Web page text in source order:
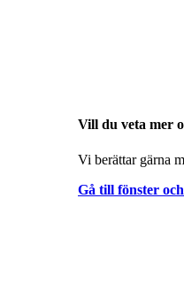
Vill du veta mer
Vi berättar gärna
Gå till fönster